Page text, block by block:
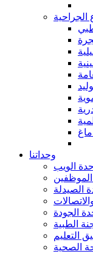
الجراحية
وحداتنا
الويب
الصيدلة
الجودة
الطبية
التعليم
الصحية